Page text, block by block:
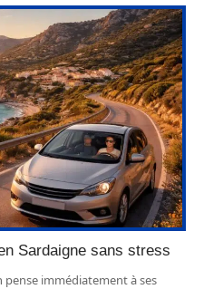
Sardaigne sans stress
pense immédiatement à ses